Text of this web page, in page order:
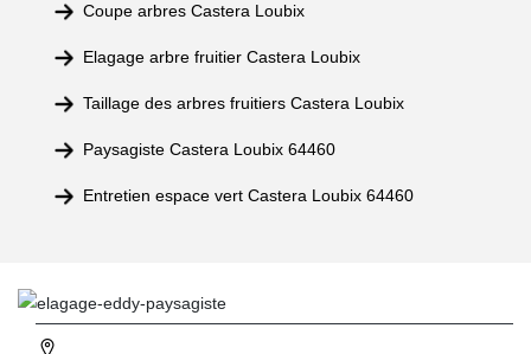
Coupe arbres Castera Loubix
Elagage arbre fruitier Castera Loubix
Taillage des arbres fruitiers Castera Loubix
Paysagiste Castera Loubix 64460
Entretien espace vert Castera Loubix 64460